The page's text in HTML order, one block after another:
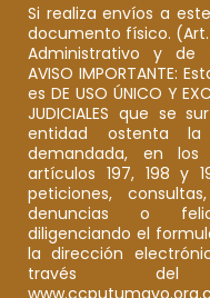
Si realiza envíos a
documento físico.
Administrativo y de
AVISO IMPORTANTE:
es DE USO ÚNICO Y
JUDICIALES que se
entidad ostenta
demandada, en
artículos 197, 198 y
peticiones,
denuncias o
diligenciando el
la dirección
través del